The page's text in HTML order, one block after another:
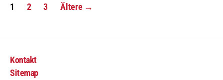
1 2 3 Ältere →
Kontakt
Sitemap